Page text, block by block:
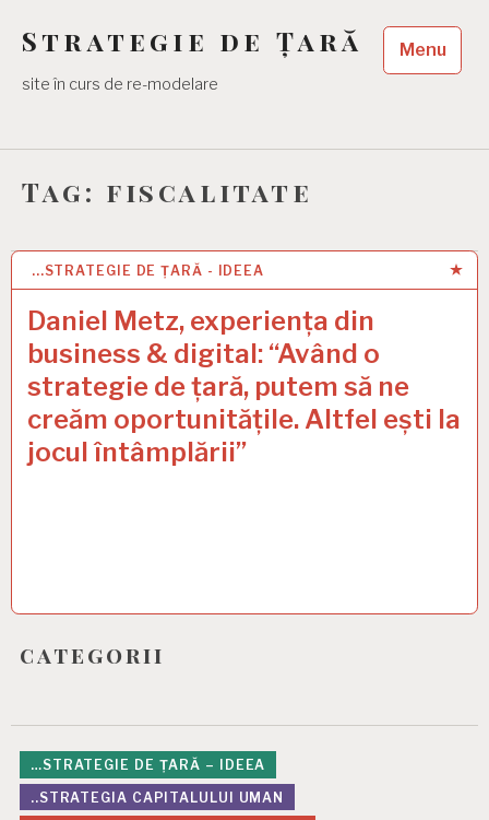
Strategie de Țară
site în curs de re-modelare
Menu
Tag: fiscalitate
...STRATEGIE DE ȚARĂ - IDEEA
Daniel Metz, experiența din
business & digital: “Având o
strategie de țară, putem să ne
creăm oportunitățile. Altfel ești la
jocul întâmplării”
1 JAN 2021
categorii
…STRATEGIE DE ȚARĂ – IDEEA
..STRATEGIA CAPITALULUI UMAN